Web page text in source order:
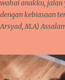
wahai anakku,
dengan kebiasaan
Arsyad, M.A)
Muhammad SAW
tentang 'taubat dan